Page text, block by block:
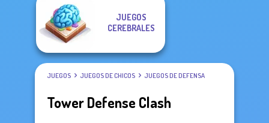
JUEGOS
CEREBRALES
JUEGOS JUEGOS DE CHICOS JUEGOS DE DEFENSA
Tower Defense Clash